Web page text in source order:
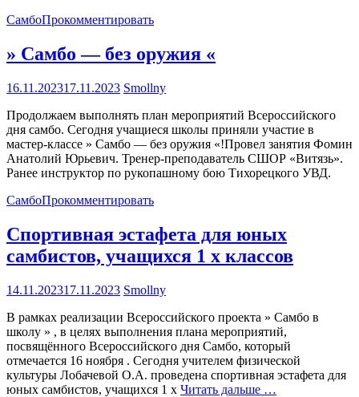
СамбоПрокомментировать
» Самбо — без оружия «
16.11.202317.11.2023 Smollny
Продолжаем выполнять план мероприятий Всероссийского
дня самбо. Сегодня учащиеся школы приняли участие в
мастер-классе » Самбо — без оружия «!Провел занятия Фомин
Анатолий Юрьевич. Тренер-преподаватель СШОР «Витязь».
Ранее инструктор по рукопашному бою Тихорецкого УВД.
СамбоПрокомментировать
Спортивная эстафета для юных
самбистов, учащихся 1 х классов
14.11.202317.11.2023 Smollny
В рамках реализации Всероссийского проекта » Самбо в
школу » , в целях выполнения плана мероприятий,
посвящённого Всероссийского дня Самбо, который
отмечается 16 ноября . Сегодня учителем физической
культуры Лобачевой О.А. проведена спортивная эстафета для
юных самбистов, учащихся 1 х Читать дальше …